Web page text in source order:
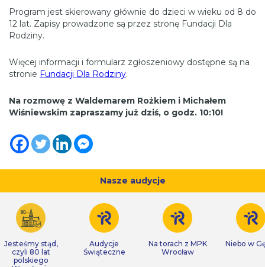
Program jest skierowany głównie do dzieci w wieku od 8 do
12 lat. Zapisy prowadzone są przez stronę Fundacji Dla
Rodziny.
Więcej informacji i formularz zgłoszeniowy dostępne są na
stronie Fundacji Dla Rodziny.
Na rozmowę z Waldemarem Rożkiem i Michałem
Wiśniewskim zapraszamy już dziś, o godz. 10:10!
Nasze audycje
Jesteśmy stąd,
czyli 80 lat
polskiego
Audycje
Świąteczne
Na torach z MPK
Wrocław
Niebo w